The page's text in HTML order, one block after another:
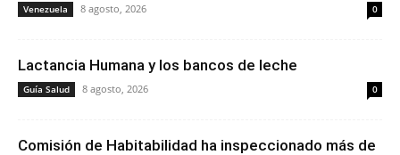
Venezuela 8 agosto, 2026 0
Lactancia Humana y los bancos de leche
Guía Salud 8 agosto, 2026 0
Comisión de Habitabilidad ha inspeccionado más de